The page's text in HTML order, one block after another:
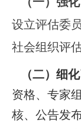
设立评估委
社会组织评
（二）细化
资格、专家
核、公告发